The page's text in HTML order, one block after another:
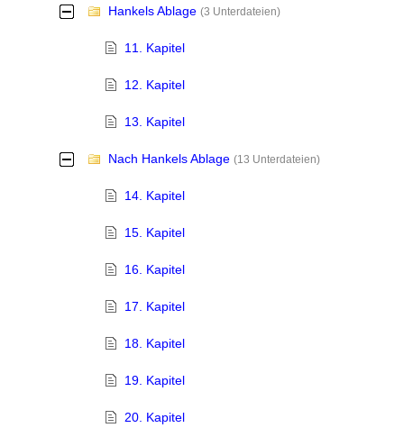
- Hankels Ablage (3 Unterdateien)
11. Kapitel
12. Kapitel
13. Kapitel
- Nach Hankels Ablage (13 Unterdateien)
14. Kapitel
15. Kapitel
16. Kapitel
17. Kapitel
18. Kapitel
19. Kapitel
20. Kapitel